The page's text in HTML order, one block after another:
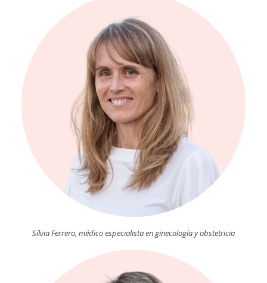
Sílvia Ferrero, médico especialista en ginecología y obstetricia